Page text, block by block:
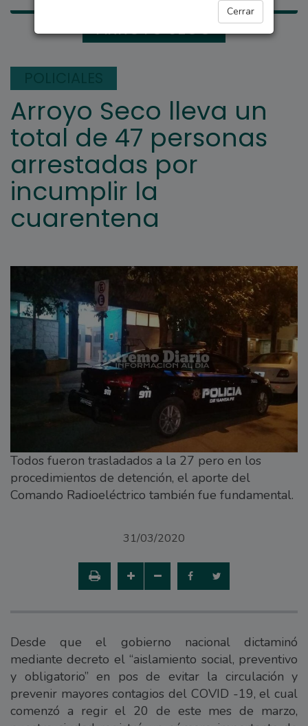
Cerrar
ARROYO SECO
Arroyo Seco lleva un
total de 47 personas
arrestadas por
incumplir la
cuarentena
Todos fueron trasladados a la 27 pero en los
procedimientos de detención, el aporte del
Comando Radioeléctrico también fue fundamental.
31/03/2020
Desde que el gobierno nacional dictaminó
mediante decreto el “aislamiento social, preventivo
y obligatorio” en pos de evitar la circulación y
prevenir mayores contagios del COVID -19, el cual
comenzó a regir el 20 de este mes de marzo,